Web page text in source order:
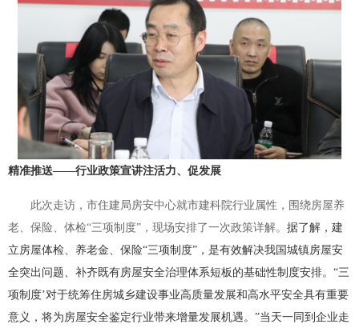
精准推送——行业政策宣讲注活力、促发展
此次走访，市住建局房安中心就市建科院行业属性，围绕房屋养
老、保险、体检“三项制度”，现场安排了一次政策详解。 据了解，建
立房屋体检、养老金、保险“三项制度”，是有效解决我国城镇房屋安
全突出问题、补齐既有房屋安全治理体系短板的基础性制度安排。 “三
项制度’对于统筹住房城乡建设事业高质量发展和高水平安全具有重要
意义，将为房屋安全鉴定行业带来增量发展机遇。”当天一同到企业走